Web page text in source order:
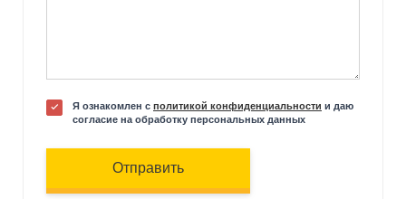
Я ознакомлен с политикой конфиденциальности и даю
согласие на обработку персональных данных
Отправить